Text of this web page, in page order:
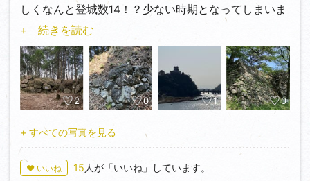
写真が撮りにくいというのは2つの意味がありまし
て、1つは普通に遺構を綺麗にとるのが難しいという
意味と、もう一つは、公園になっていて、多くの人が
遊んでいたので、自分が公園の写真を撮っている不審
者のような感じ見られるのが嫌だったということで
す。そこにいた多くの人はおそらくそこが砲台という
ことをあまり意識していないようなので… 皆さんもそ
んなことありませんか？
評価★★★☆☆
しくなんと登城数14！？少ない時期となってしまいま
した。しかもそのうち初登城は6。悔いの残る一年で
した。ちなみに僕は来年高3なので受験勉強で全くお
城行けないと思います。難関大学志望なので…
来年もよろしくお願いします♪
赤い城さん、朝田さん、トクさん、畝城竪堀群のコメ
撮ったので賞賛いただき嬉しいです。
これからも皆さんの興味を引くような写真を撮ってい
きたいと思います。
+ 続きを読む
2 0 1 0
+ すべての写真を見る
♥ いいね 15 人が「いいね」しています。